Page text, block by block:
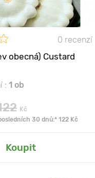
0 recenzí
obecná) Custard
: 1 ob
Kč
30 dnů:* 122 Kč
Koupit